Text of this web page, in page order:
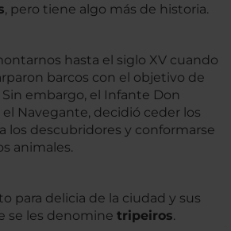
, pero tiene algo más de historia.
hasta el siglo XV cuando
barcos con el objetivo de
embargo, el Infante Don
Navegante, decidió ceder los
los descubridores y conformarse
animales.
para delicia de la ciudad y sus
se les denomine tripeiros.